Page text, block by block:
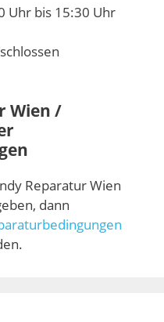
15:30 Uhr
Wien /
Reparatur Wien
dann